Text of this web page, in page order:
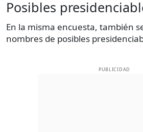
Posibles
En la misma encuesta, también
nombres de posibles
PUBLICIDAD